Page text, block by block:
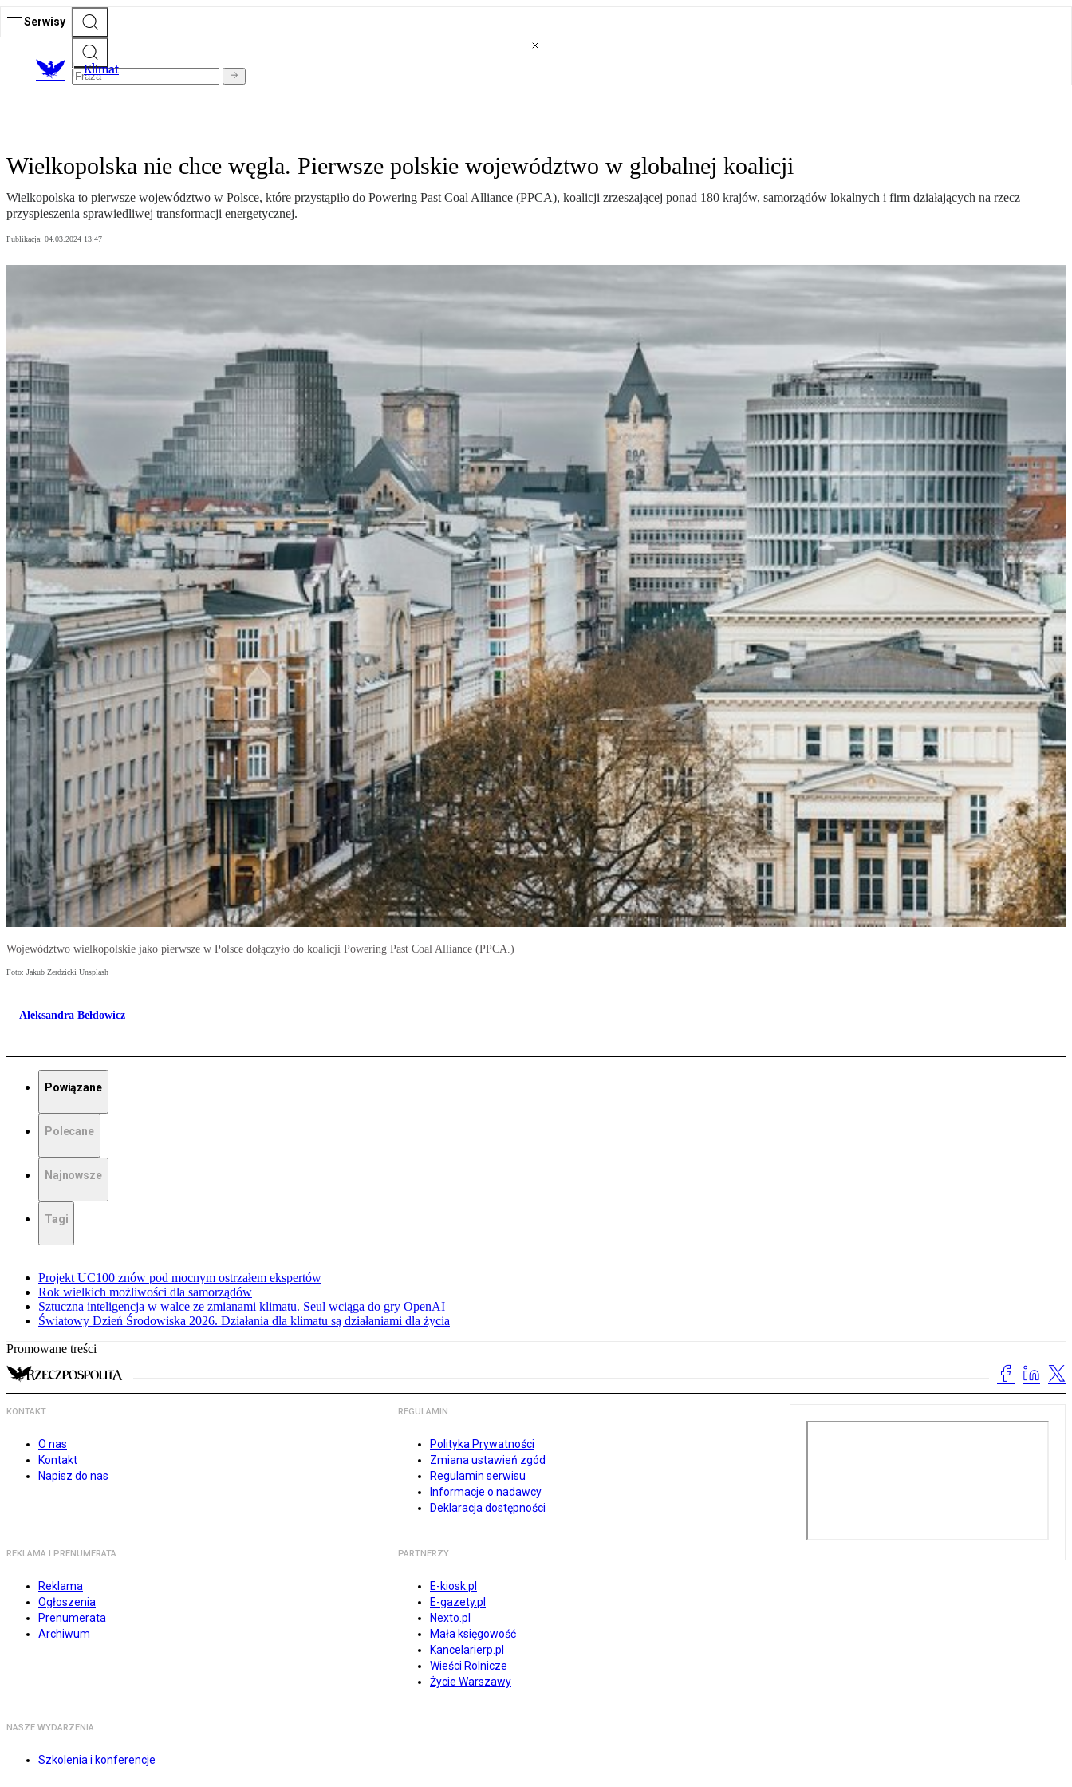
Serwisy
Klimat
Wielkopolska nie chce węgla. Pierwsze polskie województwo w globalnej koalicji
Wielkopolska to pierwsze województwo w Polsce, które przystąpiło do Powering Past Coal Alliance (PPCA), koalicji zrzeszającej ponad 180 krajów, samorządów lokalnych i firm działających na rzecz
przyspieszenia sprawiedliwej transformacji energetycznej.
Publikacja: 04.03.2024 13:47
Województwo wielkopolskie jako pierwsze w Polsce dołączyło do koalicji Powering Past Coal Alliance (PPCA.)
Foto: Jakub Żerdzicki Unsplash
Aleksandra Bełdowicz
Powiązane
Polecane
Najnowsze
Tagi
Projekt UC100 znów pod mocnym ostrzałem ekspertów
Rok wielkich możliwości dla samorządów
Sztuczna inteligencja w walce ze zmianami klimatu. Seul wciąga do gry OpenAI
Światowy Dzień Środowiska 2026. Działania dla klimatu są działaniami dla życia
Promowane treści
KONTAKT
O nas
Kontakt
Napisz do nas
REGULAMIN
Polityka Prywatności
Zmiana ustawień zgód
Regulamin serwisu
Informacje o nadawcy
Deklaracja dostępności
REKLAMA I PRENUMERATA
Reklama
Ogłoszenia
Prenumerata
Archiwum
PARTNERZY
E-kiosk.pl
E-gazety.pl
Nexto.pl
Mała księgowość
Kancelarierp.pl
Wieści Rolnicze
Życie Warszawy
NASZE WYDARZENIA
Szkolenia i konferencje